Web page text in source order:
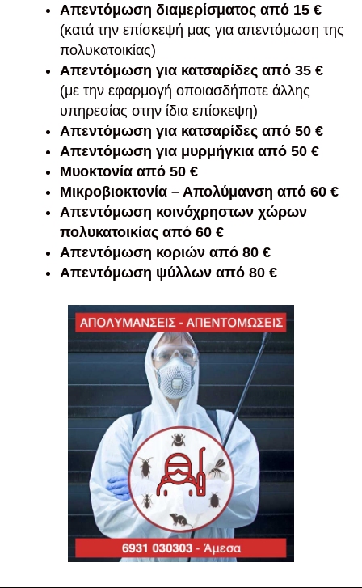
Απεντόμωση διαμερίσματος από 15 €
(κατά την επίσκεψή μας για απεντόμωση της
πολυκατοικίας)
Απεντόμωση για κατσαρίδες από 35 €
(με την εφαρμογή οποιασδήποτε άλλης
υπηρεσίας στην ίδια επίσκεψη)
Απεντόμωση για κατσαρίδες από 50 €
Απεντόμωση για μυρμήγκια από 50 €
Μυοκτονία από 50 €
Μικροβιοκτονία – Απολύμανση από 60 €
Απεντόμωση κοινόχρηστων χώρων
πολυκατοικίας από 60 €
Απεντόμωση κοριών από 80 €
Απεντόμωση ψύλλων από 80 €